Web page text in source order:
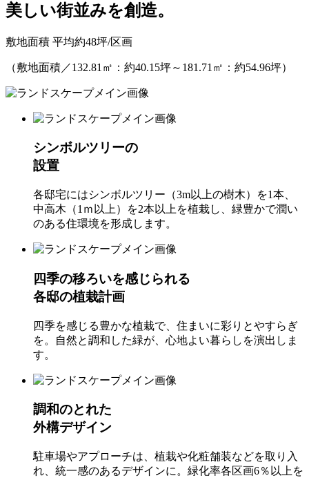
美しい街並みを創造。
敷地面積 平均約48坪/区画
（敷地面積／132.81㎡：約40.15坪～181.71㎡：約54.96坪）
シンボルツリーの
設置
各邸宅にはシンボルツリー（3m以上の樹木）を1本、
中高木（1ｍ以上）を2本以上を植栽し、緑豊かで潤い
のある住環境を形成します。
四季の移ろいを感じられる
各邸の植栽計画
四季を感じる豊かな植栽で、住まいに彩りとやすらぎ
を。自然と調和した緑が、心地よい暮らしを演出しま
す。
調和のとれた
外構デザイン
駐車場やアプローチは、植栽や化粧舗装などを取り入
れ、統一感のあるデザインに。緑化率各区画6％以上を